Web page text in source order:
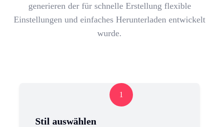
generieren der für schnelle Erstellung flexible
Einstellungen und einfaches Herunterladen entwickelt
wurde.
1
Stil auswählen